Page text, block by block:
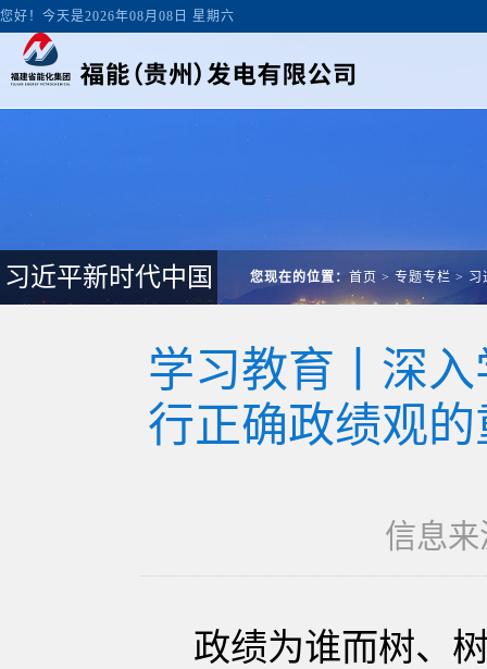
您好！今天是2026年08月08日 星期六
习近平新时代中国 您现在的位置： 首页 > 专题专栏 > 习
学习教育丨深
行正确政绩观
信息
政绩为谁而树、